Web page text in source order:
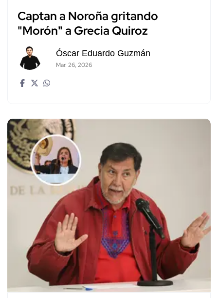
Captan a Noroña gritando
"Morón" a Grecia Quiroz
Óscar Eduardo Guzmán
Mar. 26, 2026